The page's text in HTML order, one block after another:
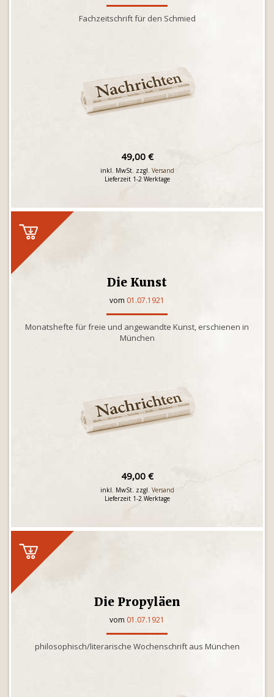
Fachzeitschrift für den Schmied
49,00 €
inkl. MwSt. zzgl. Versand
Lieferzeit 1-2 Werktage
Die Kunst
vom 01.07.1921
Monatshefte für freie und angewandte Kunst, erschienen in
München
49,00 €
inkl. MwSt. zzgl. Versand
Lieferzeit 1-2 Werktage
Die Propyläen
vom 01.07.1921
philosophisch/literarische Wochenschrift aus München